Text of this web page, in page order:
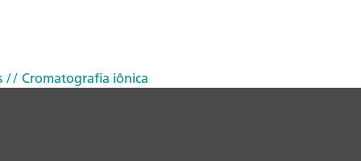
// Cromatografia iônica